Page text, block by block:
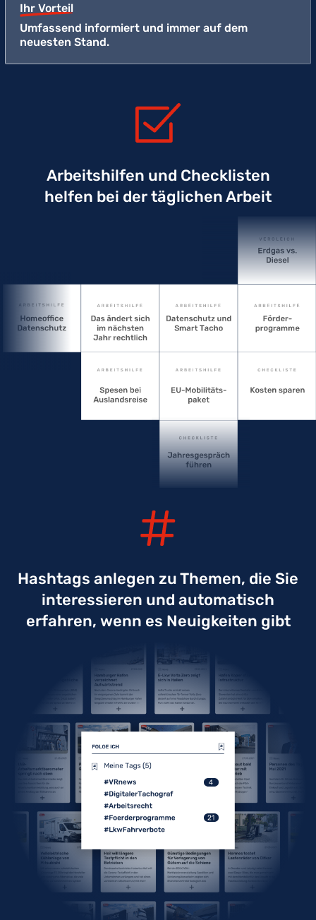
Ihr Vorteil
Umfassend informiert und immer auf dem
neuesten Stand.
Arbeitshilfen und Checklisten
helfen bei der täglichen Arbeit
Hashtags anlegen zu Themen, die Sie
interessieren und automatisch
erfahren, wenn es Neuigkeiten gibt